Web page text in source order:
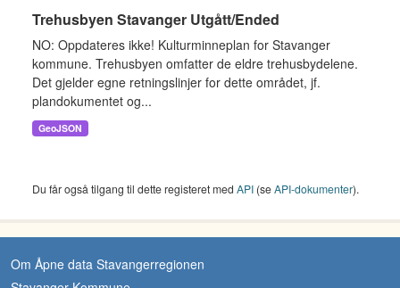
Trehusbyen Stavanger Utgått/Ended
NO: Oppdateres ikke! Kulturminneplan for Stavanger
kommune. Trehusbyen omfatter de eldre trehusbydelene.
Det gjelder egne retningslinjer for dette området, jf.
plandokumentet og...
GeoJSON
Du får også tilgang til dette registeret med API (seAPI-dokumenter).
Om Åpne data Stavangerregionen